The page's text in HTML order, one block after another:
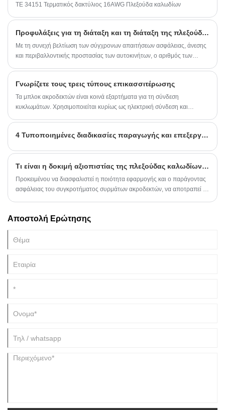
TE 34151 Τερματικός δακτύλιος 16AWG Πλεξούδα καλωδίων
Προφυλάξεις για τη διάταξη και τη διάταξη της πλεξούδας καλωδίωσης αυτοκινήτου
Με τη συνεχή βελτίωση των σύγχρονων απαιτήσεων ασφάλειας, άνεσης
και περιβαλλοντικής προστασίας των αυτοκινήτων, ο αριθμός των
Γνωρίζετε τους τρεις τύπους επικασσιτέρωσης
Τα μπλοκ ακροδεκτών είναι κοινά εξαρτήματα για τη σύνδεση
κυκλωμάτων. Χρησιμοποιείται κυρίως ως ηλεκτρική σύνδεση και
αποτρέψει την παραμόρφωση του σήματος και την απώλεια ενέργειας4 Τυποποιημένες διαδικασίες παραγωγής και επεξεργασίας καλωδίων ακροδεκτών
Τι είναι η δοκιμή αξιοπιστίας της πλεξούδας καλωδίων ακροδεκτών;
Προκειμένου να διασφαλιστεί η ποιότητα εφαρμογής και ο παράγοντας
ασφάλειας του συγκροτήματος συρμάτων ακροδεκτών, να αποτραπεί η
βύσματος και έλξης, δοκιμή αντοχής, δοκιμή αντίστασης μόνωσης,
και θερμότητας, δοκιμή διάβρωσης μεικτού αερίου κ.λπ.
Αποστολή Ερώτησης